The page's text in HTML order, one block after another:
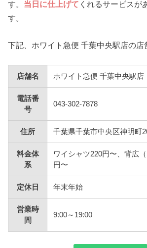
す。 当日に仕上げて くれるサービスが
す。
下記、ホワイト急便 千葉中央駅店の店
店舗名 ホワイト急便 千葉中央駅店
電話番
号
043-302-7878
住所 千葉県千葉市中央区神明町
料金体
系
ワイシャツ220円〜、背広
円〜
定休日 年末年始
営業時
間
9:00～19:00